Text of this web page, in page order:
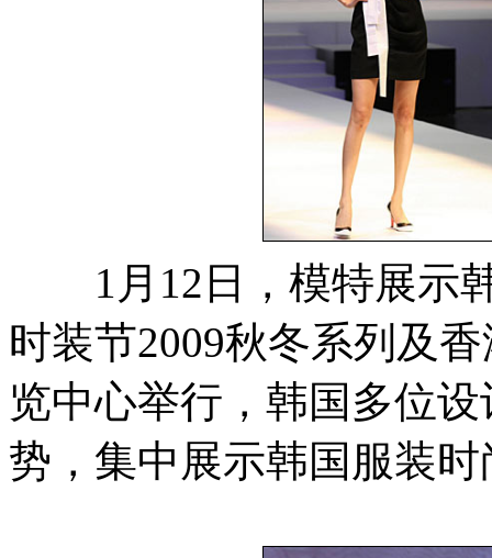
1月12日，模特展示韩
时装节2009秋冬系列及
览中心举行，韩国多位
势，集中展示韩国服装